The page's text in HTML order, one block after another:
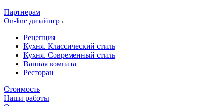
Партнерам
On-line дизайнер
Рецепция
Кухня. Классический стиль
Кухня. Современный стиль
Ванная комната
Ресторан
Стоимость
Наши работы